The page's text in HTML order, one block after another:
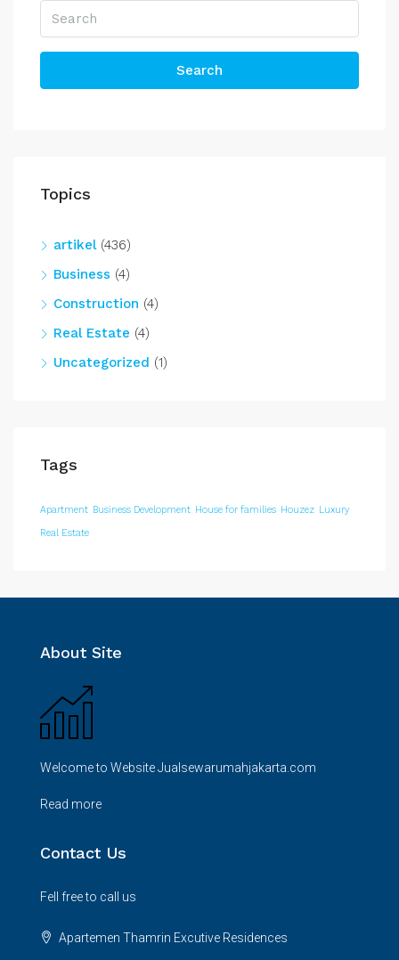
Search
Topics
artikel(436)
Business (4)
Construction (4)
Real Estate (4)
Uncategorized (1)
Tags
Apartment Business Development House for families Houzez Luxury
Real Estate
About Site
Welcome to Website Jualsewarumahjakarta.com
Read more
Contact Us
Fell free to call us
Apartemen Thamrin Excutive Residences